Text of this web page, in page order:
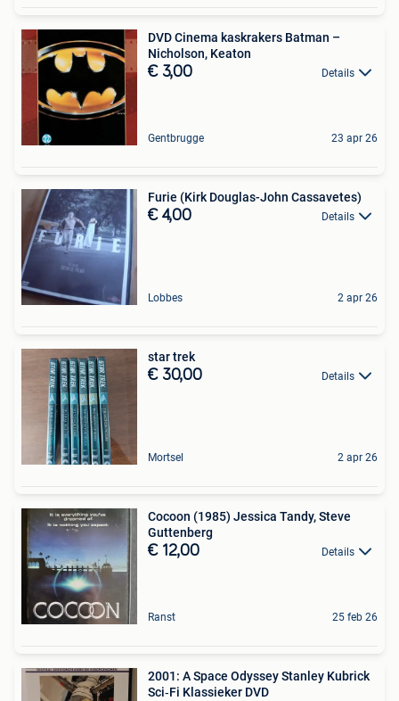
DVD Cinema kaskrakers Batman –
Nicholson, Keaton
€ 3,00 Details
Gentbrugge 23 apr 26
Furie (Kirk Douglas-John Cassavetes)
€ 4,00 Details
Lobbes 2 apr 26
star trek
€ 30,00 Details
Mortsel 2 apr 26
Cocoon (1985) Jessica Tandy, Steve
Guttenberg
€ 12,00 Details
Ranst 25 feb 26
2001: A Space Odyssey Stanley Kubrick
Sci‑Fi Klassieker DVD